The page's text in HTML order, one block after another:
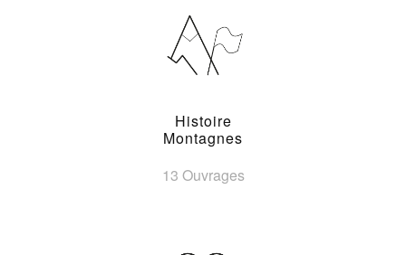
Histoire
Montagnes
13 Ouvrages